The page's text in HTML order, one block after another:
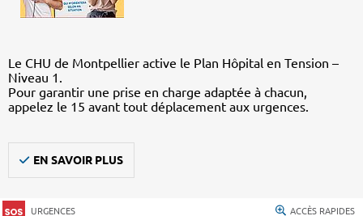
Le CHU de Montpellier active le Plan Hôpital en Tension –
Niveau 1.
Pour garantir une prise en charge adaptée à chacun,
appelez le 15 avant tout déplacement aux urgences.
EN SAVOIR PLUS
URGENCES ACCÈS RAPIDES